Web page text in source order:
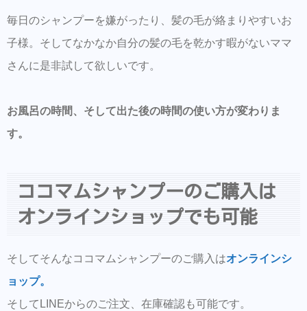
毎日のシャンプーを嫌がったり、髪の毛が絡まりやすいお
子様。そしてなかなか自分の髪の毛を乾かす暇がないママ
さんに是非試して欲しいです。
お風呂の時間、そして出た後の時間の使い方が変わりま
す。
ココマムシャンプーのご購入は
オンラインショップでも可能
そしてそんなココマムシャンプーのご購入はオンラインシ
ョップ。
そしてLINEからのご注文、在庫確認も可能です。